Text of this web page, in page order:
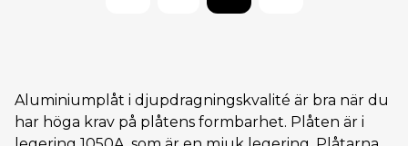
Aluminiumplåt i djupdragningskvalité är bra när du
har höga krav på plåtens formbarhet. Plåten är i